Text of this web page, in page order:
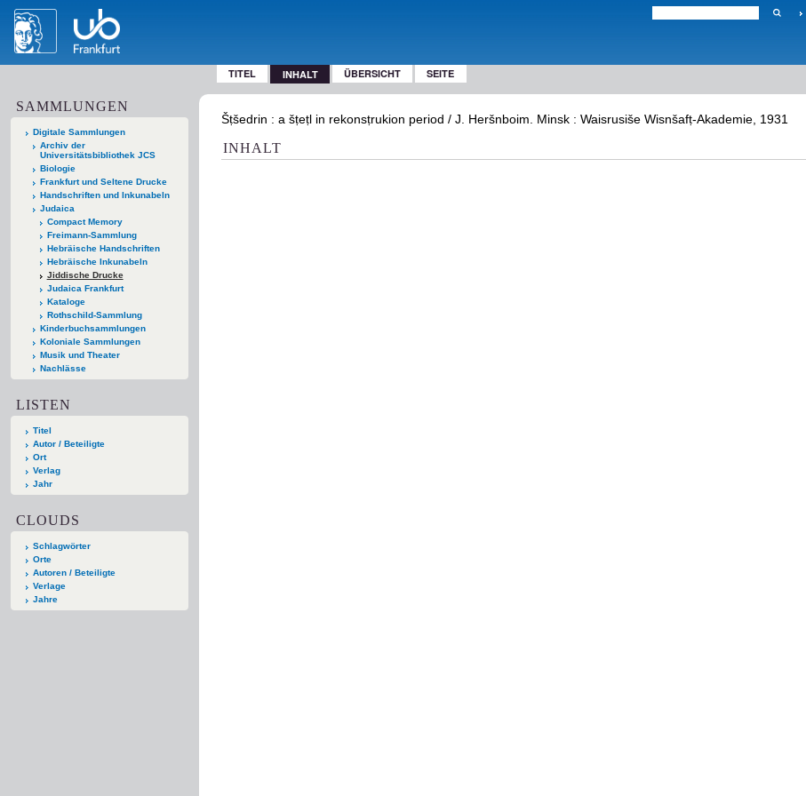
TITEL INHALT ÜBERSICHT SEITE
SAMMLUNGEN
Digitale Sammlungen
Archiv der
Universitätsbibliothek JCS
Biologie
Frankfurt und Seltene Drucke
Handschriften und Inkunabeln
Judaica
Compact Memory
Freimann-Sammlung
Hebräische Handschriften
Hebräische Inkunabeln
Jiddische Drucke
Judaica Frankfurt
Kataloge
Rothschild-Sammlung
Kinderbuchsammlungen
Koloniale Sammlungen
Musik und Theater
Nachlässe
LISTEN
Titel
Autor / Beteiligte
Ort
Verlag
Jahr
CLOUDS
Schlagwörter
Orte
Autoren / Beteiligte
Verlage
Jahre
Šṭšedrin : a šṭeṭl in rekonsṭrukion period / J. Heršnboim. Minsk : Waisrusiše Wisnšafṭ-Akademie, 1931
INHALT